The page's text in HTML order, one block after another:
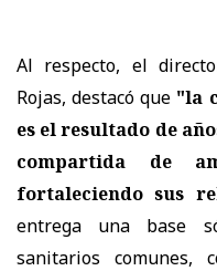
Al respecto, el
Rojas, destacó que "la
es el resultado de
compartida de
fortaleciendo sus
entrega una base
sanitarios comunes,